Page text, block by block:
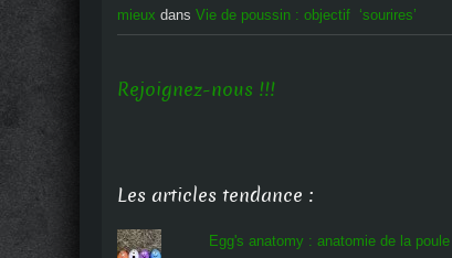
mieux dans Vie de poussin : objectif ‘sourires’
Rejoignez-nous !!!
Les articles tendance :
Egg's anatomy : anatomie de la poule